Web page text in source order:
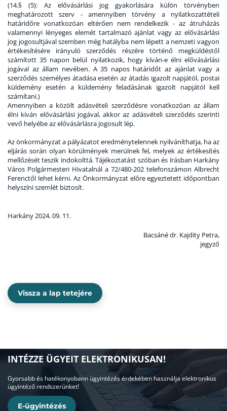
(14.§ (5): Az elővásárlási jog gyakorlására külön törvényben
meghatározott szerv - amennyiben törvény a nyilatkozattételi
határidőre vonatkozóan eltérően nem rendelkezik - az átruházás
valamennyi lényeges elemét tartalmazó ajánlat vagy az elővásárlási
jog jogosultjával szemben még hatályba nem lépett a nemzeti vagyon
értékesítésére irányuló szerződés részére történő megküldéstől
számított 35 napon belül nyilatkozik, hogy kíván-e élni elővásárlási
jogával az állam nevében. A 35 napos határidőt az ajánlat vagy a
szerződés személyes átadása esetén az átadás igazolt napjától, postai
küldemény esetén a küldemény feladásának igazolt napjától kell
számítani.)
Amennyiben a közölt adásvételi szerződésre vonatkozóan az állam
élni kíván elővásárlási jogával, akkor az adásvételi szerződés szerinti
vevő helyébe az elővásárlásra jogosult lép.
Az önkormányzat a pályázatot eredménytelennek nyilváníthatja, ha az
eljárás során olyan körülmények merülnek fel, melyek az értékesítés
mellőzését teszik indokolttá. Tájékoztatást szóban és írásban Harkány
Város Polgármesteri Hivatalnál a 72/480-202 telefonszámon Albrecht
Ferenctől lehet kérni. Az Önkormányzat előre egyeztetett időpontban
helyszíni szemlét biztosít.
Harkány 2024. 09. 11.
Bacsáné dr. Kajdity Petra,
jegyző
Vissza a lap tetejére
INTÉZZE ÜGYEIT ELEKTRONIKUSAN!
Gyorsabb és hatékonyobann ügyintézés érdekében használja elektronikus
ügyintéző rendszerünket!
E-ügyintézés